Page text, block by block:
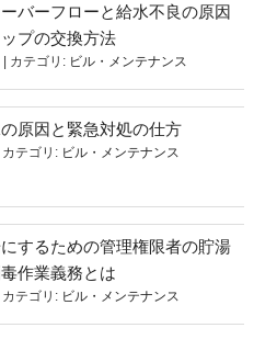
バーフローと給水不良の原因
プの交換方法
| カテゴリ: ビル・メンテナンス
原因と緊急対処の仕方
カテゴリ: ビル・メンテナンス
するための管理権限者の貯湯
作業義務とは
カテゴリ: ビル・メンテナンス